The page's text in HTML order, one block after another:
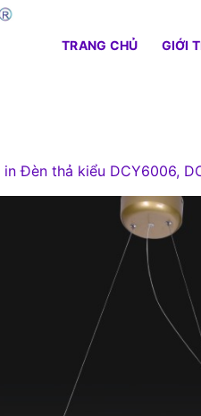
TRANG CHỦ GIỚI
inĐèn thả kiểu DCY6006,